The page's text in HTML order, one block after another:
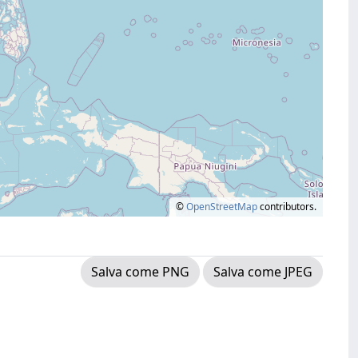
©OpenStreetMapcontributors.
Salva come PNG Salva come JPEG